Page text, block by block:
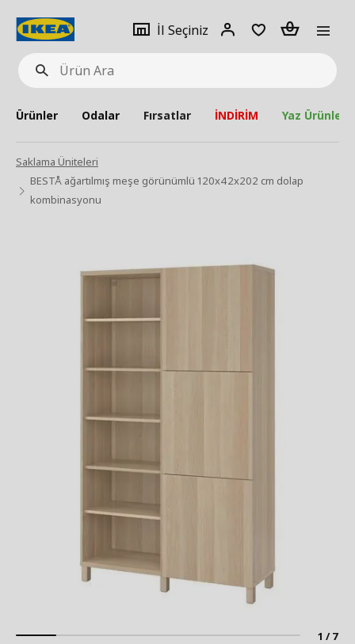
Ürün
Ara
İl Seçiniz
Giriş
Adet
Ürünler Odalar Fırsatlar İNDİRİM Yaz Ürünleri
Saklama Üniteleri
BESTÅ ağartılmış meşe görünümlü 120x42x202 cm dolap
kombinasyonu
1 / 7